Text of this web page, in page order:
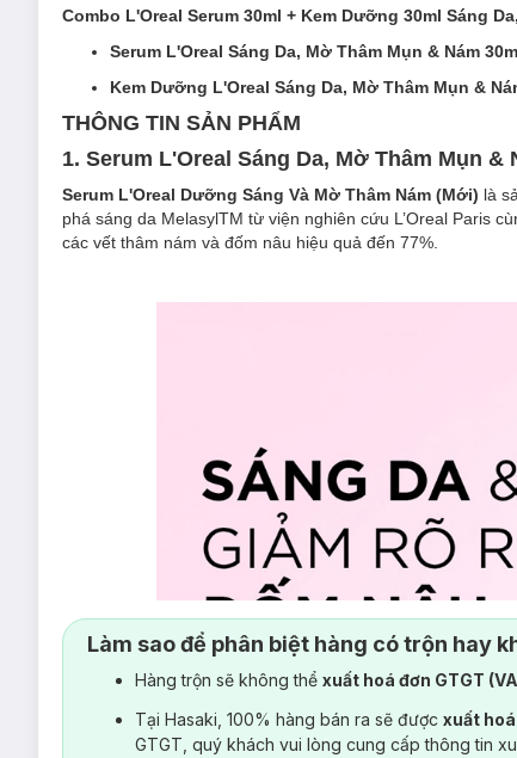
Combo L'Oreal Serum 30ml + Kem Dưỡng 30ml Sáng
Serum L'Oreal Sáng Da, Mờ Thâm Mụn & Nám
Kem Dưỡng L'Oreal Sáng Da, Mờ Thâm Mụn &
THÔNG TIN SẢN PHẨM
1. Serum L'Oreal Sáng Da, Mờ Thâm Mụn &
Serum L'Oreal Dưỡng Sáng Và Mờ Thâm Nám (Mới) là
phá sáng da MelasylTM từ viện nghiên cứu L’Oreal Paris
các vết thâm nám và đốm nâu hiệu quả đến 77%.
Làm sao để phân biệt hàng có trộn hay
Hàng trộn sẽ không thể xuất hoá đơn GTGT
Tại Hasaki, 100% hàng bán ra sẽ được xuất
GTGT, quý khách vui lòng cung cấp thông tin